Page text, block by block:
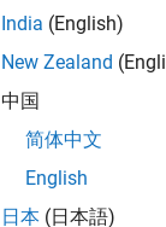
India (English)
New Zealand
中国
简体中文
English
日本 (日本語)